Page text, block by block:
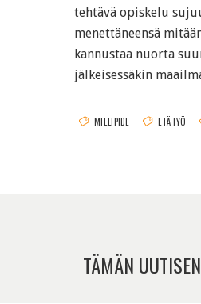
tehtävä opiskelu
menettäneensä
kannustaa nuorta
jälkeisessäkin
MIELIPIDE ETÄTYÖ
TÄMÄN